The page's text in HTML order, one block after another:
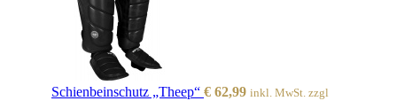
Schienbeinschutz „Theep“ € 62,99 inkl. MwSt. zzgl